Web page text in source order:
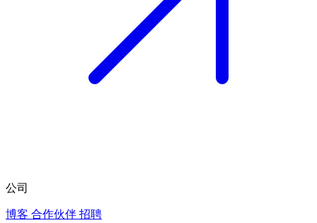
公司
博客 合作伙伴 招聘